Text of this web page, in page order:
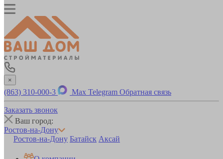
×
(863) 310-000-3 Max Telegram Обратная связь
Заказать звонок
Ваш город:
Ростов-на-Дону
Ростов-на-Дону Батайск Аксай